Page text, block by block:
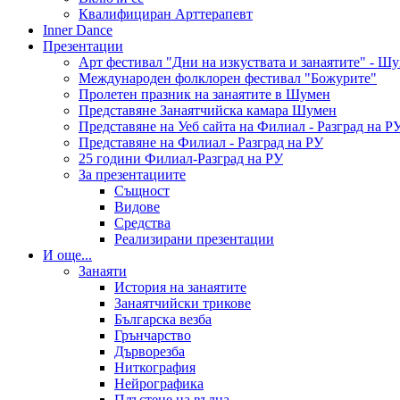
Квалифициран Арттерапевт
Inner Dance
Презентации
Арт фестивал "Дни на изкуствата и занаятите" -
Международен фолклорен фестивал "Божурите"
Пролетен празник на занаятите в Шумен
Представяне Занаятчийска камара Шумен
Представяне на Уеб сайта на Филиал - Разград на
Представяне на Филиал - Разград на РУ
25 години Филиал-Разград на РУ
За презентациите
Същност
Видове
Средства
Реализирани презентации
И още...
Занаяти
История на занаятите
Занаятчийски трикове
Българска везба
Грънчарство
Дърворезба
Ниткография
Нейрографика